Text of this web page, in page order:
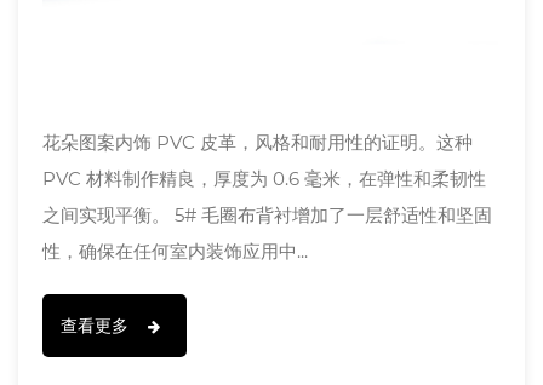
花朵图案内饰 PVC 皮革，风格和耐用性的证明。这种
PVC 材料制作精良，厚度为 0.6 毫米，在弹性和柔韧性
之间实现平衡。 5# 毛圈布背衬增加了一层舒适性和坚固
性，确保在任何室内装饰应用中...
查看更多